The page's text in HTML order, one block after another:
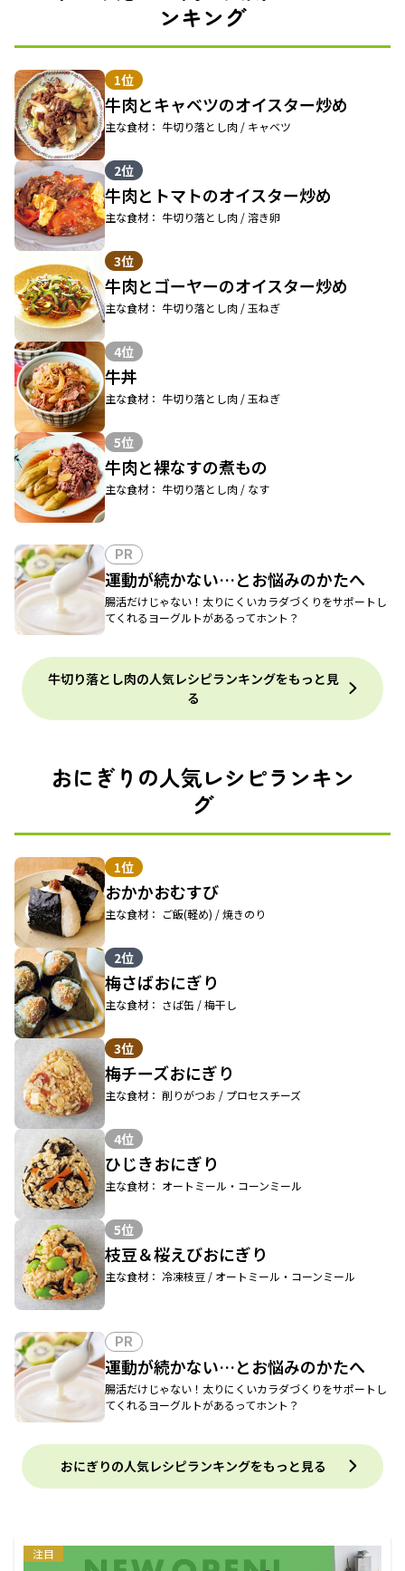
ンキング
1位
牛肉とキャベツのオイスター炒め
主な食材： 牛切り落とし肉 / キャベツ
2位
牛肉とトマトのオイスター炒め
主な食材： 牛切り落とし肉 / 溶き卵
3位
牛肉とゴーヤーのオイスター炒め
主な食材： 牛切り落とし肉 / 玉ねぎ
4位
牛丼
主な食材： 牛切り落とし肉 / 玉ねぎ
5位
牛肉と裸なすの煮もの
主な食材： 牛切り落とし肉 / なす
PR
運動が続かない…とお悩みのかたへ
腸活だけじゃない！太りにくいカラダづくりをサポートし
てくれるヨーグルトがあるってホント？
牛切り落とし肉の人気レシピランキングをもっと見
る
おにぎりの人気レシピランキン
グ
1位
おかかおむすび
主な食材： ご飯(軽め) / 焼きのり
2位
梅さばおにぎり
主な食材： さば缶 / 梅干し
3位
梅チーズおにぎり
主な食材： 削りがつお / プロセスチーズ
4位
ひじきおにぎり
主な食材： オートミール・コーンミール
5位
枝豆＆桜えびおにぎり
主な食材： 冷凍枝豆 / オートミール・コーンミール
PR
運動が続かない…とお悩みのかたへ
腸活だけじゃない！太りにくいカラダづくりをサポートし
てくれるヨーグルトがあるってホント？
おにぎりの人気レシピランキングをもっと見る
注目